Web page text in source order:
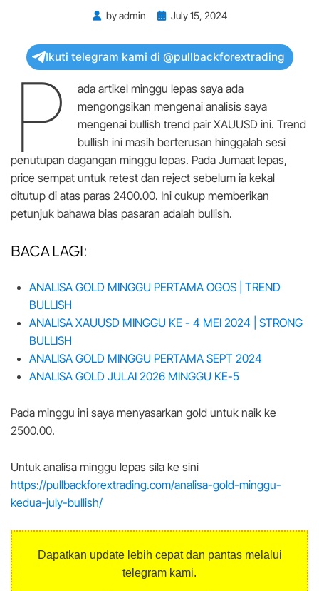
byadmin
PostedJuly 15, 2024
Ikuti telegram kami di @pullbackforextrading
P
ada artikel minggu lepas saya ada
mengongsikan mengenai analisis saya
mengenai bullish trend pair XAUUSD ini. Trend
bullish ini masih berterusan hinggalah sesi
penutupan dagangan minggu lepas. Pada Jumaat lepas,
price sempat untuk retest dan reject sebelum ia kekal
ditutup di atas paras 2400.00. Ini cukup memberikan
petunjuk bahawa bias pasaran adalah bullish.
BACA LAGI:
ANALISA GOLD MINGGU PERTAMA OGOS | TREND
BULLISH
ANALISA XAUUSD MINGGU KE - 4 MEI 2024 | STRONG
BULLISH
ANALISA GOLD MINGGU PERTAMA SEPT 2024
ANALISA GOLD JULAI 2026 MINGGU KE-5
Pada minggu ini saya menyasarkan gold untuk naik ke
2500.00.
Untuk analisa minggu lepas sila ke sini
https://pullbackforextrading.com/analisa-gold-minggu-
kedua-july-bullish/
Dapatkan update lebih cepat dan pantas melalui
telegram kami.